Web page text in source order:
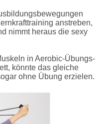
anstreben,
nimmt heraus die sexy
in Aerobic-Übungs-
könnte das gleiche
ohne Übung erzielen.